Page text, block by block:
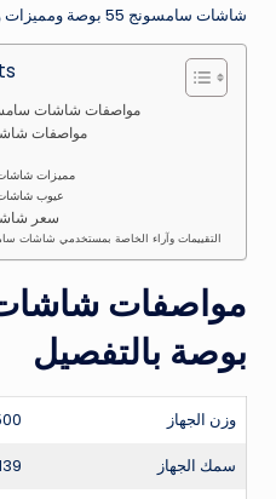
شاشات سامسونج 55 بوصة ومميزات وعيوب الشاشة.
مواصفات شاشات سامسونج 55 بوصة
مواصفات شاشات
مميزات شاشات
عيوب شاشات
سعر شاشات
التقييمات وآراء الخاصة بمستخدمي شاشات سامسونج
بوصة بالتفصيل
وزن الجهاز
سمك الجهاز centimeters